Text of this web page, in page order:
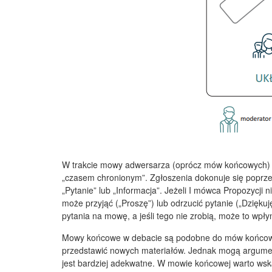
W trakcie mowy adwersarza (oprócz mów
„czasem chronionym”. Zgłoszenia dokonuje się
„Pytanie” lub „Informacja”. Jeżeli I mówca
może przyjąć („Proszę”) lub odrzucić pytanie
pytania na mowę, a jeśli tego nie zrobią, może to
Mowy końcowe w debacie są podobne do mów
przedstawić nowych materiałów. Jednak mogą
jest bardziej adekwatne. W mowie końcowej warto